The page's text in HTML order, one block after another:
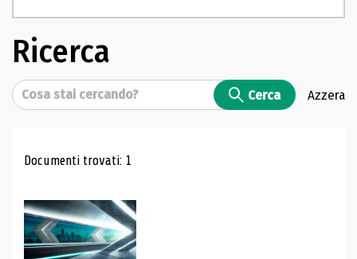
Ricerca
Cerca Cerca Azzera
Risultati di ricerca
Documenti trovati: 1